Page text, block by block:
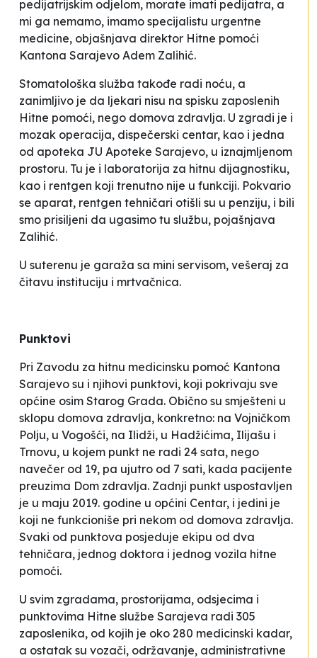
pedijatrijskim odjelom, morate imati pedijatra, a
mi ga nemamo, imamo specijalistu urgentne
medicine, objašnjava direktor Hitne pomoći
Kantona Sarajevo Adem Zalihić.
Stomatološka služba takođe radi noću, a
zanimljivo je da ljekari nisu na spisku zaposlenih
Hitne pomoći, nego domova zdravlja. U zgradi je i
mozak operacija, dispečerski centar, kao i jedna
od apoteka JU Apoteke Sarajevo, u iznajmljenom
prostoru. Tu je i laboratorija za hitnu dijagnostiku,
kao i rentgen koji trenutno nije u funkciji. Pokvario
se aparat, rentgen tehničari otišli su u penziju, i bili
smo prisiljeni da ugasimo tu službu, pojašnjava
Zalihić.
U suterenu je garaža sa mini servisom, vešeraj za
čitavu instituciju i mrtvačnica.
Punktovi
Pri Zavodu za hitnu medicinsku pomoć Kantona
Sarajevo su i njihovi punktovi, koji pokrivaju sve
općine osim Starog Grada. Obično su smješteni u
sklopu domova zdravlja, konkretno: na Vojničkom
Polju, u Vogošći, na Ilidži, u Hadžićima, Ilijašu i
Trnovu, u kojem punkt ne radi 24 sata, nego
navečer od 19, pa ujutro od 7 sati, kada pacijente
preuzima Dom zdravlja. Zadnji punkt uspostavljen
je u maju 2019. godine u općini Centar, i jedini je
koji ne funkcioniše pri nekom od domova zdravlja.
Svaki od punktova posjeduje ekipu od dva
tehničara, jednog doktora i jednog vozila hitne
pomoći.
U svim zgradama, prostorijama, odsjecima i
punktovima Hitne službe Sarajeva radi 305
zaposlenika, od kojih je oko 280 medicinski kadar,
a ostatak su vozači, održavanje, administrativne